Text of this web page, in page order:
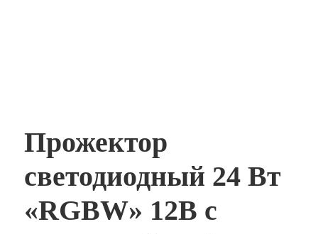
Прожектор
светодиодный 24 Вт
«RGBW» 12В с